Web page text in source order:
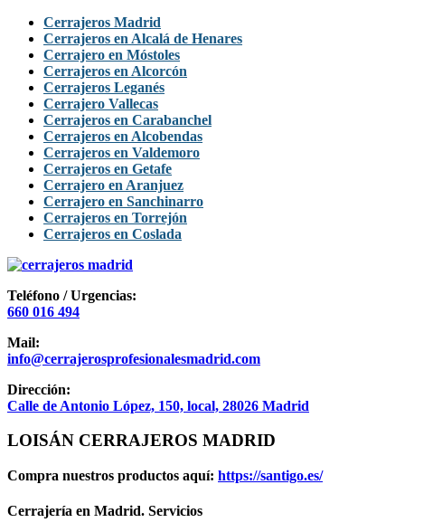
Cerrajeros Madrid
Cerrajeros en Alcalá de Henares
Cerrajero en Móstoles
Cerrajeros en Alcorcón
Cerrajeros Leganés
Cerrajero Vallecas
Cerrajeros en Carabanchel
Cerrajeros en Alcobendas
Cerrajeros en Valdemoro
Cerrajeros en Getafe
Cerrajero en Aranjuez
Cerrajero en Sanchinarro
Cerrajeros en Torrejón
Cerrajeros en Coslada
Teléfono / Urgencias:
660 016 494
Mail:
info@cerrajerosprofesionalesmadrid.com
Dirección:
Calle de Antonio López, 150, local, 28026 Madrid
LOISÁN CERRAJEROS MADRID
Compra nuestros productos aquí: https://santigo.es/
Cerrajería en Madrid. Servicios